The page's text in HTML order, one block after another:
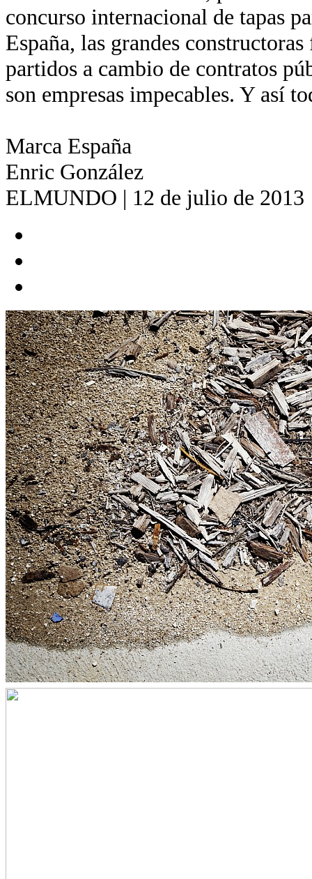
concurso internacional de tapas
España, las grandes
partidos a cambio de contratos
son empresas impecables. Y así
Marca España
Enric González
ELMUNDO | 12 de julio de 2013